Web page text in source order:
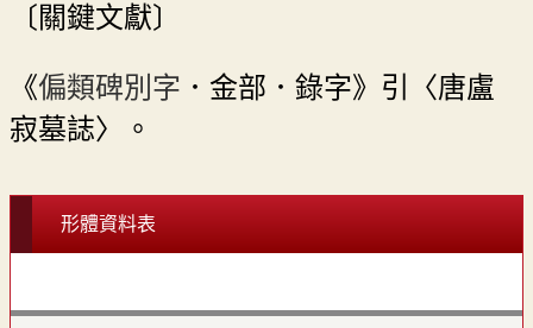
〔關鍵文獻〕
《偏類碑別字 ．金部．錄字》引〈唐盧
寂墓誌〉。
形體資料表